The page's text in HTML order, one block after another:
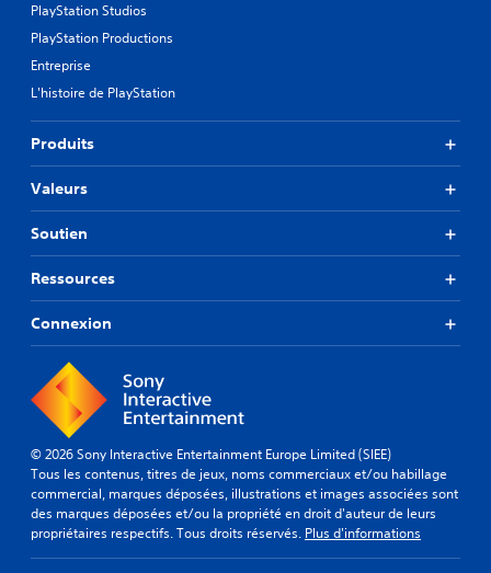
PlayStation Studios
PlayStation Productions
Entreprise
L'histoire de PlayStation
Produits
Valeurs
Soutien
Ressources
Connexion
© 2026 Sony Interactive Entertainment Europe Limited (SIEE)
Tous les contenus, titres de jeux, noms commerciaux et/ou habillage
commercial, marques déposées, illustrations et images associées sont
des marques déposées et/ou la propriété en droit d'auteur de leurs
propriétaires respectifs. Tous droits réservés. Plus d'informations